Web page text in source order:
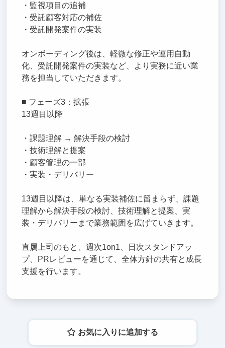
・監視項目の追補
・受託顧客対応の補佐
・受託開発案件の実装
オンボーディング後は、軽微な修正や運用自動
化、受託開発案件の実装など、より実務に近い業
務を担当していただきます。
■ フェーズ3：拡張
13週目以降
・課題理解 → 解決手段の検討
・技術理解と提案
・顧客管理の一部
・実装・デリバリー
13週目以降は、単なる実装補佐に留まらず、課題
理解から解決手段の検討、技術理解と提案、実
装・デリバリーまで業務範囲を広げていきます。
直属上司のもと、週次1on1、日次スタンドアッ
プ、PRレビューを通じて、全体方針の共有と成長
支援を行います。
お気に入りに追加する